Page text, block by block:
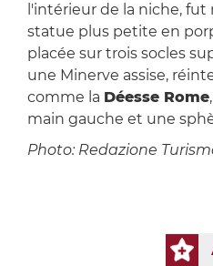
l'intérieur de la niche,
statue plus petite en
placée sur trois socles
une Minerve assise,
comme la Déesse Rome
main gauche et une
Photo: Redazione